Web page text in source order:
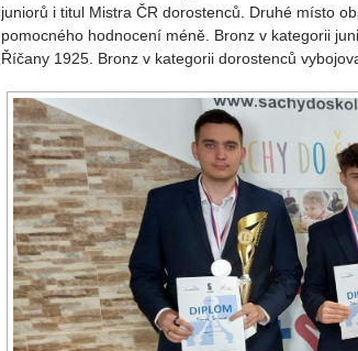
juniorů i titul Mistra ČR dorostenců. Druhé místo
pomocného hodnocení méně. Bronz v kategorii
Říčany 1925. Bronz v kategorii dorostenců